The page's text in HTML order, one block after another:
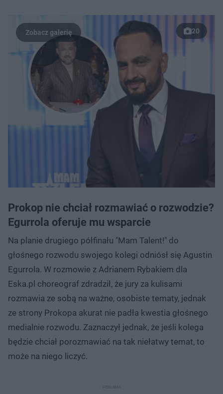
20
Prokop nie chciał rozmawiać o rozwodzie?
Egurrola oferuje mu wsparcie
Na planie drugiego półfinału "Mam Talent!" do
głośnego rozwodu swojego kolegi odniósł się Agustin
Egurrola. W rozmowie z Adrianem Rybakiem dla
Eska.pl choreograf zdradził, że jury za kulisami
rozmawia ze sobą na ważne, osobiste tematy, jednak
ze strony Prokopa akurat nie padła kwestia głośnego
medialnie rozwodu. Zaznaczył jednak, że jeśli kolega
będzie chciał porozmawiać na tak niełatwy temat, to
może na niego liczyć.